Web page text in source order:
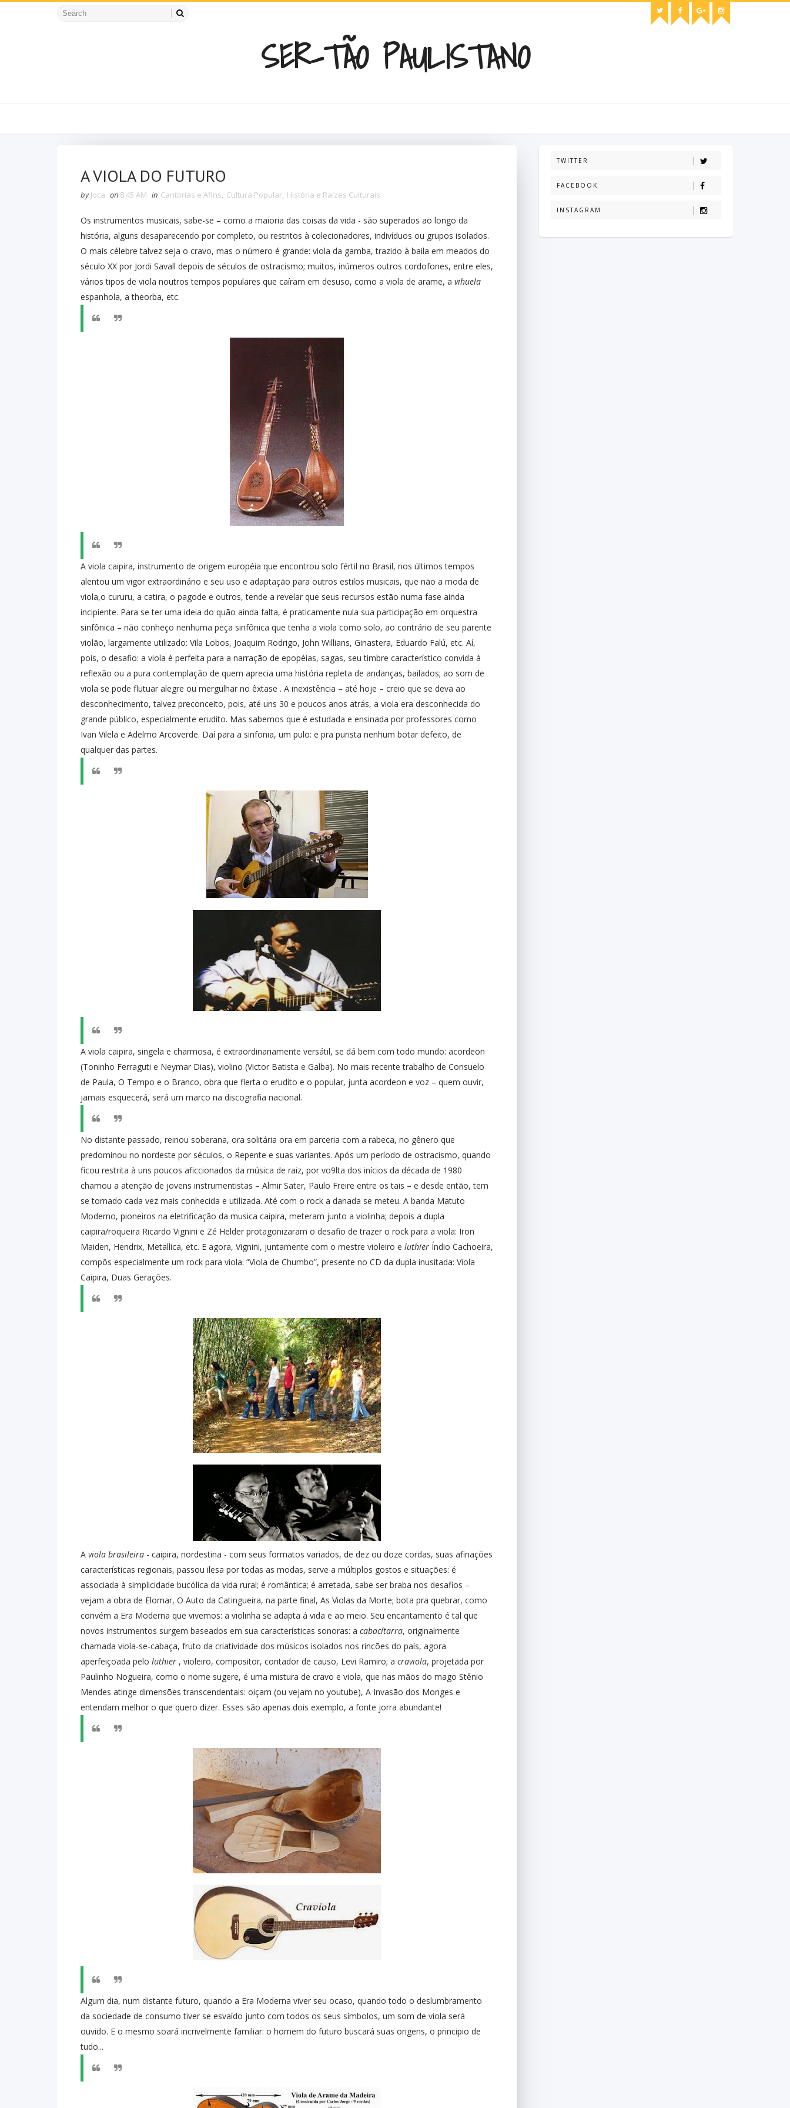
SER-TÃO PAULISTANO
A VIOLA DO FUTURO
by Joca on 8:45 AM in Cantorias e Afins, Cultura Popular, História e Raízes Culturais
Os instrumentos musicais, sabe-se – como a maioria das coisas da vida - são superados ao longo da
história, alguns desaparecendo por completo, ou restritos à colecionadores, indivíduos ou grupos isolados.
O mais célebre talvez seja o cravo, mas o número é grande: viola da gamba, trazido à baila em meados do
século XX por Jordi Savall depois de séculos de ostracismo; muitos, inúmeros outros cordofones, entre eles,
vários tipos de viola noutros tempos populares que caíram em desuso, como a viola de arame, a vihuela
espanhola, a theorba, etc.
A viola caipira, instrumento de origem européia que encontrou solo fértil no Brasil, nos últimos tempos
alentou um vigor extraordinário e seu uso e adaptação para outros estilos musicais, que não a moda de
viola,o cururu, a catira, o pagode e outros, tende a revelar que seus recursos estão numa fase ainda
incipiente. Para se ter uma ideia do quão ainda falta, é praticamente nula sua participação em orquestra
sinfônica – não conheço nenhuma peça sinfônica que tenha a viola como solo, ao contrário de seu parente
violão, largamente utilizado: Vila Lobos, Joaquim Rodrigo, John Willians, Ginastera, Eduardo Falú, etc. Aí,
pois, o desafio: a viola é perfeita para a narração de epopéias, sagas, seu timbre característico convida à
reflexão ou a pura contemplação de quem aprecia uma história repleta de andanças, bailados; ao som de
viola se pode flutuar alegre ou mergulhar no êxtase . A inexistência – até hoje – creio que se deva ao
desconhecimento, talvez preconceito, pois, até uns 30 e poucos anos atrás, a viola era desconhecida do
grande público, especialmente erudito. Mas sabemos que é estudada e ensinada por professores como
Ivan Vilela e Adelmo Arcoverde. Daí para a sinfonia, um pulo: e pra purista nenhum botar defeito, de
qualquer das partes.
A viola caipira, singela e charmosa, é extraordinariamente versátil, se dá bem com todo mundo: acordeon
(Toninho Ferraguti e Neymar Dias), violino (Victor Batista e Galba). No mais recente trabalho de Consuelo
de Paula, O Tempo e o Branco, obra que flerta o erudito e o popular, junta acordeon e voz – quem ouvir,
jamais esquecerá, será um marco na discografia nacional.
No distante passado, reinou soberana, ora solitária ora em parceria com a rabeca, no gênero que
predominou no nordeste por séculos, o Repente e suas variantes. Após um período de ostracismo, quando
ficou restrita à uns poucos aficcionados da música de raiz, por vo9lta dos inícios da década de 1980
chamou a atenção de jovens instrumentistas – Almir Sater, Paulo Freire entre os tais – e desde então, tem
se tornado cada vez mais conhecida e utilizada. Até com o rock a danada se meteu. A banda Matuto
Moderno, pioneiros na eletrificação da musica caipira, meteram junto a violinha; depois a dupla
caipira/roqueira Ricardo Vignini e Zé Helder protagonizaram o desafio de trazer o rock para a viola: Iron
Maiden, Hendrix, Metallica, etc. E agora, Vignini, juntamente com o mestre violeiro e luthier Índio Cachoeira,
compôs especialmente um rock para viola: “Viola de Chumbo”, presente no CD da dupla inusitada: Viola
Caipira, Duas Gerações.
A viola brasileira - caipira, nordestina - com seus formatos variados, de dez ou doze cordas, suas afinações
características regionais, passou ilesa por todas as modas, serve a múltiplos gostos e situações: é
associada à simplicidade bucólica da vida rural; é romântica; é arretada, sabe ser braba nos desafios –
vejam a obra de Elomar, O Auto da Catingueira, na parte final, As Violas da Morte; bota pra quebrar, como
convém a Era Moderna que vivemos: a violinha se adapta á vida e ao meio. Seu encantamento é tal que
novos instrumentos surgem baseados em sua características sonoras: a cabacítarra, originalmente
chamada viola-se-cabaça, fruto da criatividade dos músicos isolados nos rincões do país, agora
aperfeiçoada pelo luthier , violeiro, compositor, contador de causo, Levi Ramiro; a craviola, projetada por
Paulinho Nogueira, como o nome sugere, é uma mistura de cravo e viola, que nas mãos do mago Stênio
Mendes atinge dimensões transcendentais: oiçam (ou vejam no youtube), A Invasão dos Monges e
entendam melhor o que quero dizer. Esses são apenas dois exemplo, a fonte jorra abundante!
Algum dia, num distante futuro, quando a Era Moderna viver seu ocaso, quando todo o deslumbramento
da sociedade de consumo tiver se esvaído junto com todos os seus símbolos, um som de viola será
ouvido. E o mesmo soará incrivelmente familiar: o homem do futuro buscará suas origens, o principio de
tudo...
TWITTER
FACEBOOK
INSTAGRAM